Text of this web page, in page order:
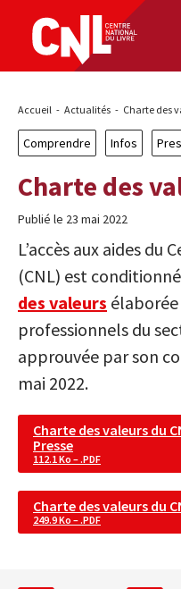
Fil
Accueil Actualités Charte des
Comprendre Infos
Charte des
Publié le 23 mai 2022
L’accès aux aides
(CNL) est
des valeurs élaborée
professionnels du
approuvée par son
mai 2022.
Charte des valeurs du
Presse
112.1 Ko – .PDF
Charte des valeurs du
249.9 Ko – .PDF